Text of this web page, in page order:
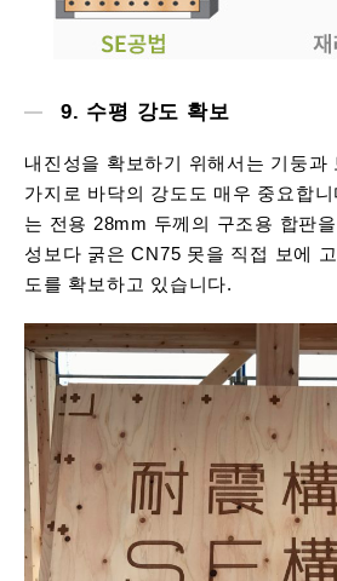
9. 수평 강도 확보
내진성을 확보하기 위해서는 기둥과
가지로 바닥의 강도도 매우 중요합
는 전용 28mm 두께의 구조용 합판
성보다 굵은 CN75 못을 직접 보에
도를 확보하고 있습니다.